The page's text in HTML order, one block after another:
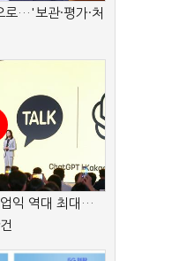
로…'보관·평가·처
익 역대 최대…